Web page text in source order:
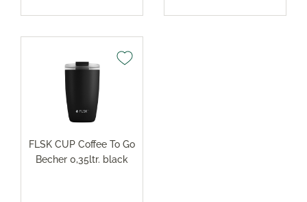
FLSK CUP Coffee To Go
Becher 0,35ltr. black